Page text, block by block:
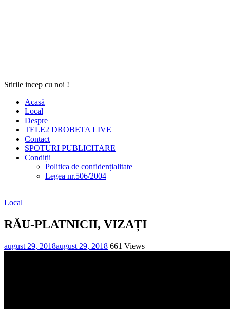
Stirile incep cu noi !
Acasă
Local
Despre
TELE2 DROBETA LIVE
Contact
SPOTURI PUBLICITARE
Condiții
Politica de confidențialitate
Legea nr.506/2004
Local
RĂU-PLATNICII, VIZAȚI
august 29, 2018august 29, 2018 661 Views